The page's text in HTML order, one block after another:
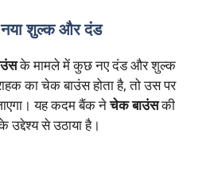
शुल्क और दंड
के मामले में कुछ नए दंड और शुल्क
का चेक बाउंस होता है, तो उस पर
यह कदम बैंक नेचेक बाउंसकी
से उठाया है।